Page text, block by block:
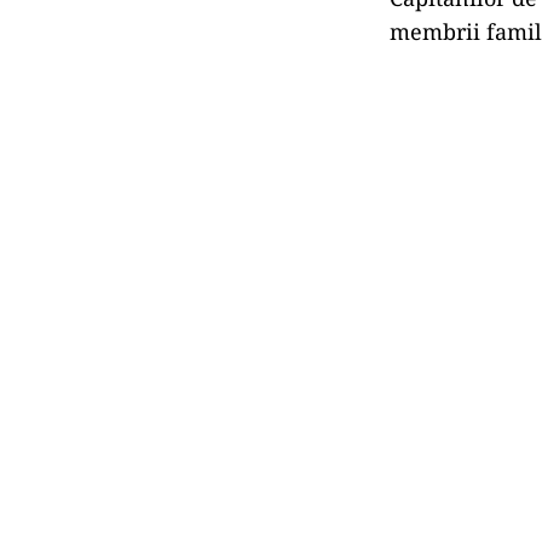
membrii